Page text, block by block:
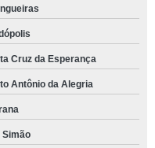
Cruz da Esperança
Antônio da Alegria
Simão